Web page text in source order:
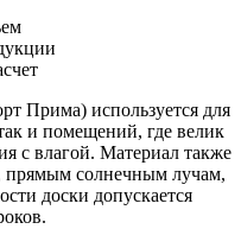
Прима) используется для
и помещений, где велик
с влагой. Материал также
прямым солнечным лучам,
доски допускается